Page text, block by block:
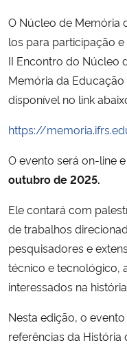
Ministério do Meio Ambiente
Ministério do Turismo
Ministério do Desenvolvimento
Controladoria-Geral da União
Ministério da Mulher, da
Secretaria-Geral
Secretaria de Governo
Gabinete de Segurança
Advocacia-Geral da União
O Núcleo de Memória
los para participação
II Encontro do Núcleo
Memória da
disponível no link
https://
O evento será on-line
outubro de 2025.
Ele contará com
de trabalhos
pesquisadores e
técnico e tecnológico,
interessados na
Nesta edição, o
referências da História